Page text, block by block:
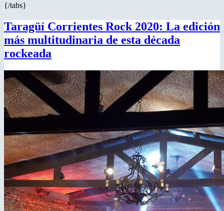
{/tabs}
Taragüí Corrientes Rock 2020: La edición
más multitudinaria de esta década
rockeada